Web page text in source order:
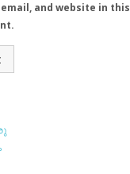
email, and website in